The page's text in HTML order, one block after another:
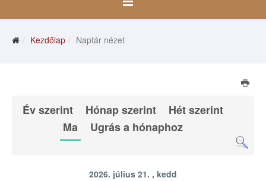
Kezdőlap Naptár nézet
Év szerint Hónap szerint
Hét szerint
Ma
Ugrás a hónaphoz
2026. július 21. , kedd